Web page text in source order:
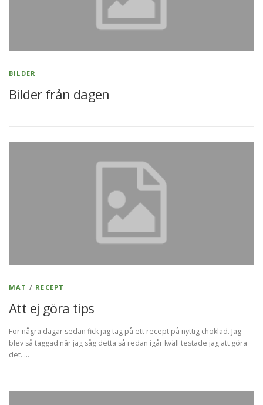
BILDER
Bilder från dagen
MAT / RECEPT
Att ej göra tips
För några dagar sedan fick jag tag på ett recept på nyttig choklad. Jag
blev så taggad när jag såg detta så redan igår kväll testade jag att göra
det. …